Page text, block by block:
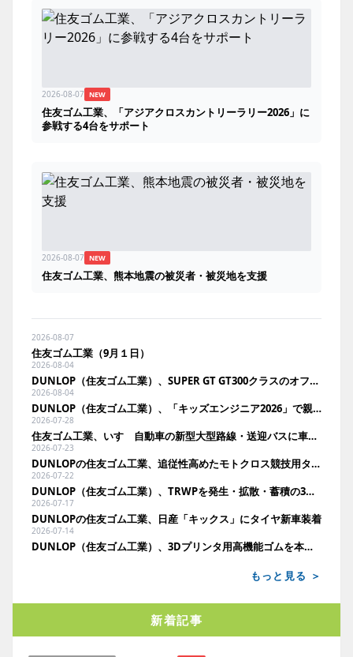
2026-08-07 NEW
住友ゴム工業、「アジアクロスカントリーラリー2026」に
参戦する4台をサポート
2026-08-07 NEW
住友ゴム工業、熊本地震の被災者・被災地を支援
2026-08-07
住友ゴム工業（9月１日）
2026-08-04
DUNLOP（住友ゴム工業）、SUPER GT GT300クラスのオフィシャルタイヤサプライヤーに決定
2026-08-04
DUNLOP（住友ゴム工業）、「キッズエンジニア2026」で親子にタイヤの役割をクイズ形式で啓発
2026-07-28
住友ゴム工業、いすゞ自動車の新型大型路線・送迎バスに車輪脱落予兆検知を展開
2026-07-23
DUNLOPの住友ゴム工業、追従性高めたモトクロス競技用タイヤ発売
2026-07-22
DUNLOP（住友ゴム工業）、TRWPを発生・拡散・蓄積の3段階で検証。空力回収や蓄積分析で環境負荷低減へ
2026-07-17
DUNLOPの住友ゴム工業、日産「キックス」にタイヤ新車装着
2026-07-14
DUNLOP（住友ゴム工業）、3Dプリンタ用高機能ゴムを本格事業化。11月に国内法人向け発売へ
もっと見る ＞
新着記事